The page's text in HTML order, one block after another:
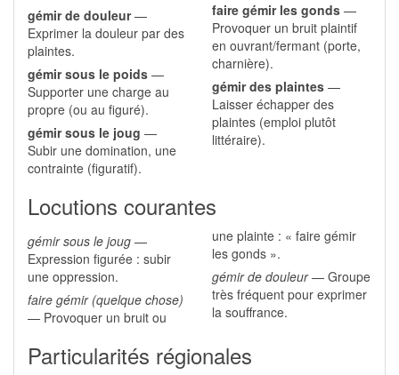
gémir de douleur—
Exprimer la douleur par des
plaintes.
gémir sous le poids —
Supporter une charge au
propre (ou au figuré).
gémir sous le joug —
Subir une domination, une
contrainte (figuratif).
faire gémir les gonds —
Provoquer un bruit plaintif
en ouvrant/fermant (porte,
charnière).
gémir des plaintes —
Laisser échapper des
plaintes (emploi plutôt
littéraire).
Locutions courantes
gémir sous le joug —
Expression figurée : subir
une oppression.
faire gémir (quelque chose)
— Provoquer un bruit ou
une plainte : « faire gémir
les gonds ».
gémir de douleur— Groupe
très fréquent pour exprimer
la souffrance.
Particularités régionales